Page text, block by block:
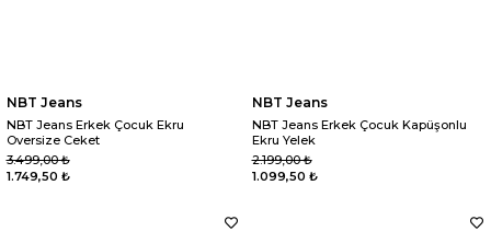
NBT Jeans
NBT Jeans Erkek Çocuk Ekru
Oversize Ceket
1.749,50 ₺
3.499,00 ₺
NBT Jeans
NBT Jeans Erkek Çocuk Kapüşonlu
Ekru Yelek
1.099,50 ₺
2.199,00 ₺